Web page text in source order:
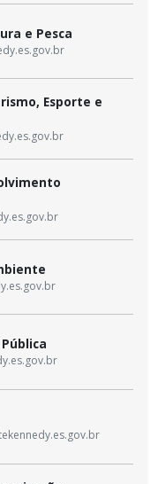
e Pesca
Esporte e